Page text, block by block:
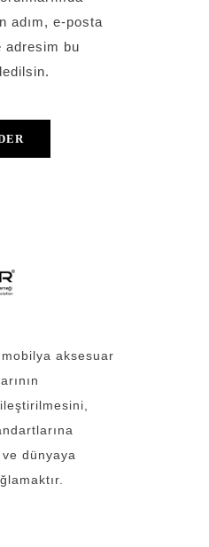
adım, e-posta
adresim bu
aksesuar
dünyaya